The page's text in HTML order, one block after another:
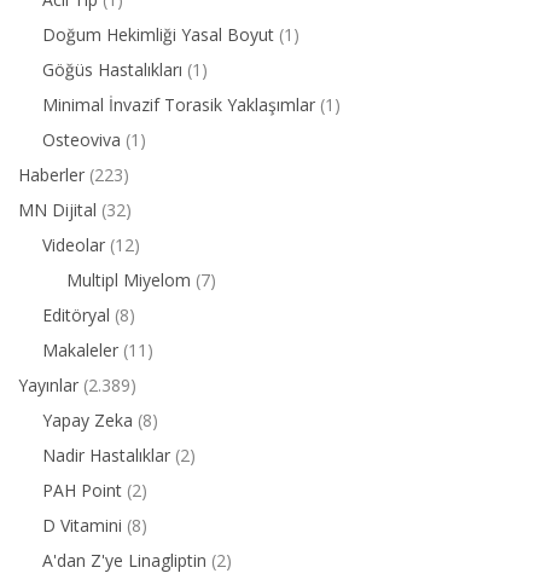
Doğum Hekimliği Yasal Boyut (1)
Göğüs Hastalıkları (1)
Minimal İnvazif Torasik Yaklaşımlar (1)
Osteoviva (1)
Haberler (223)
MN Dijital (32)
Videolar (12)
Multipl Miyelom (7)
Editöryal (8)
Makaleler (11)
Yayınlar (2.389)
Yapay Zeka (8)
Nadir Hastalıklar (2)
PAH Point (2)
D Vitamini (8)
A'dan Z'ye Linagliptin (2)